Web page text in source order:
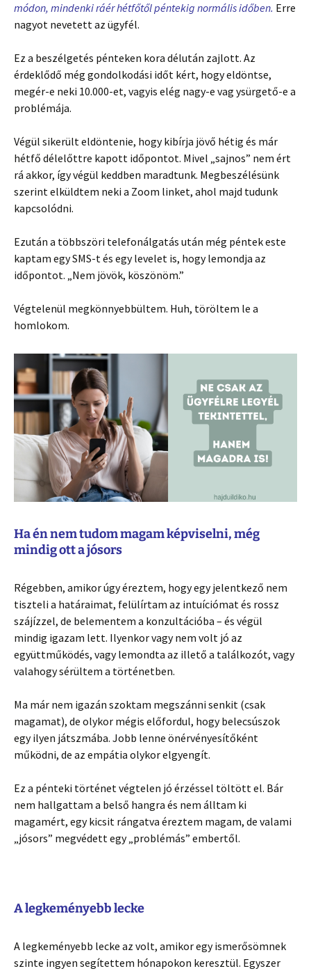
módon, mindenki ráér hétfőtől péntekig normális időben. Erre
nagyot nevetett az ügyfél.
Ez a beszélgetés pénteken kora délután zajlott. Az
érdeklődő még gondolkodási időt kért, hogy eldöntse,
megér-e neki 10.000-et, vagyis elég nagy-e vag ysürgető-e a
problémája.
Végül sikerült eldöntenie, hogy kibírja jövő hétig és már
hétfő délelőttre kapott időpontot. Mivel „sajnos” nem ért
rá akkor, így végül keddben maradtunk. Megbeszélésünk
szerint elküldtem neki a Zoom linket, ahol majd tudunk
kapcsolódni.
Ezután a többszöri telefonálgatás után még péntek este
kaptam egy SMS-t és egy levelet is, hogy lemondja az
időpontot. „Nem jövök, köszönöm.”
Végtelenül megkönnyebbültem. Huh, töröltem le a
homlokom.
Ha én nem tudom magam képviselni, még
mindig ott a jósors
Régebben, amikor úgy éreztem, hogy egy jelentkező nem
tiszteli a határaimat, felülírtam az intuíciómat és rossz
szájízzel, de belementem a konzultációba – és végül
mindig igazam lett. Ilyenkor vagy nem volt jó az
együttműködés, vagy lemondta az illető a találkozót, vagy
valahogy sérültem a történetben.
Ma már nem igazán szoktam megszánni senkit (csak
magamat), de olykor mégis előfordul, hogy belecsúszok
egy ilyen játszmába. Jobb lenne önérvényesítőként
működni, de az empátia olykor elgyengít.
Ez a pénteki történet végtelen jó érzéssel töltött el. Bár
nem hallgattam a belső hangra és nem álltam ki
magamért, egy kicsit rángatva éreztem magam, de valami
„jósors” megvédett egy „problémás” embertől.
A legkeményebb lecke
A legkeményebb lecke az volt, amikor egy ismerősömnek
szinte ingyen segítettem hónapokon keresztül. Egyszer